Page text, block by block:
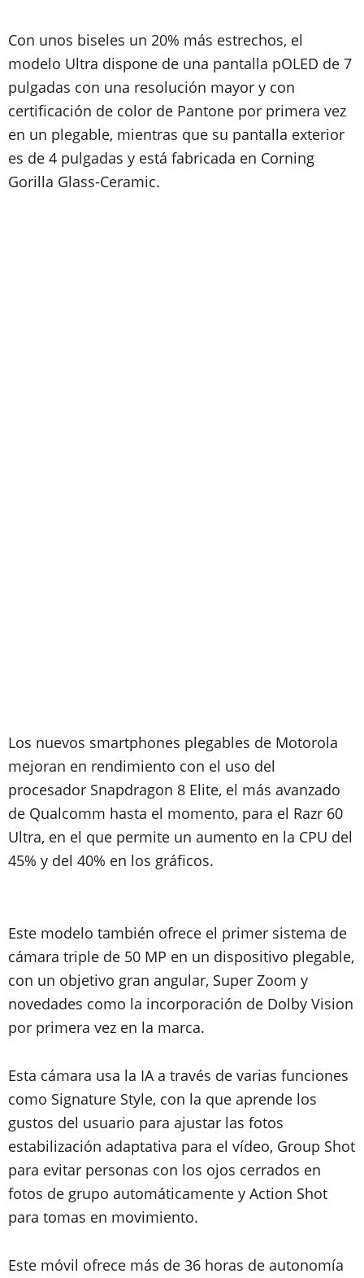
Con unos biseles un 20% más estrechos, el
modelo Ultra dispone de una pantalla pOLED de 7
pulgadas con una resolución mayor y con
certificación de color de Pantone por primera vez
en un plegable, mientras que su pantalla exterior
es de 4 pulgadas y está fabricada en Corning
Gorilla Glass-Ceramic.
Los nuevos smartphones plegables de Motorola
mejoran en rendimiento con el uso del
procesador Snapdragon 8 Elite, el más avanzado
de Qualcomm hasta el momento, para el Razr 60
Ultra, en el que permite un aumento en la CPU del
45% y del 40% en los gráficos.
Este modelo también ofrece el primer sistema de
cámara triple de 50 MP en un dispositivo plegable,
con un objetivo gran angular, Super Zoom y
novedades como la incorporación de Dolby Vision
por primera vez en la marca.
Esta cámara usa la IA a través de varias funciones
como Signature Style, con la que aprende los
gustos del usuario para ajustar las fotos
estabilización adaptativa para el vídeo, Group Shot
para evitar personas con los ojos cerrados en
fotos de grupo automáticamente y Action Shot
para tomas en movimiento.
Este móvil ofrece más de 36 horas de autonomía